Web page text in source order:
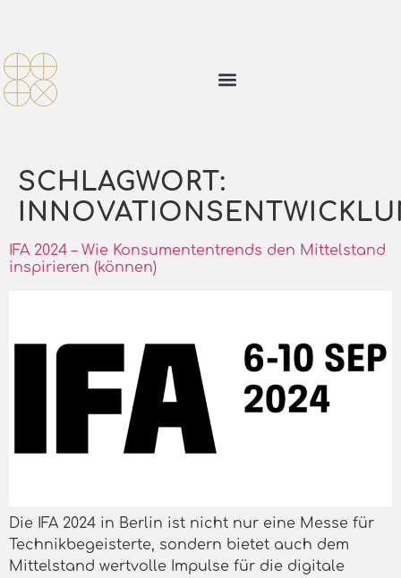
SCHLAGWORT:
IFA 2024 – Wie Konsumententrends den Mittelstand
inspirieren (können)
Die IFA 2024 in Berlin ist nicht nur eine Messe für
Technikbegeisterte, sondern bietet auch dem
Mittelstand wertvolle Impulse für die digitale